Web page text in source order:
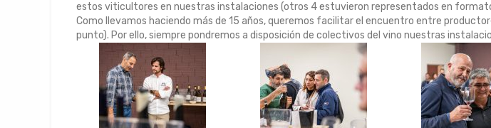
estos viticultores en nuestras instalaciones (otros 4 estuvieron representados en
Como llevamos haciendo más de 15 años, queremos facilitar el encuentro entre
punto). Por ello, siempre pondremos a disposición de colectivos del vino nuestras